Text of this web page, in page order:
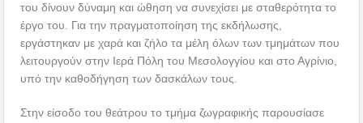
του δίνουν δύναμη και ώθηση να συνεχίσει με σταθερότητα το
έργο του. Για την πραγματοποίηση της εκδήλωσης,
εργάστηκαν με χαρά και ζήλο τα μέλη όλων των τμημάτων που
λειτουργούν στην Ιερά Πόλη του Μεσολογγίου και στο Αγρίνιο,
υπό την καθοδήγηση των δασκάλων τους.
Στην είσοδο του θεάτρου το τμήμα ζωγραφικής παρουσίασε